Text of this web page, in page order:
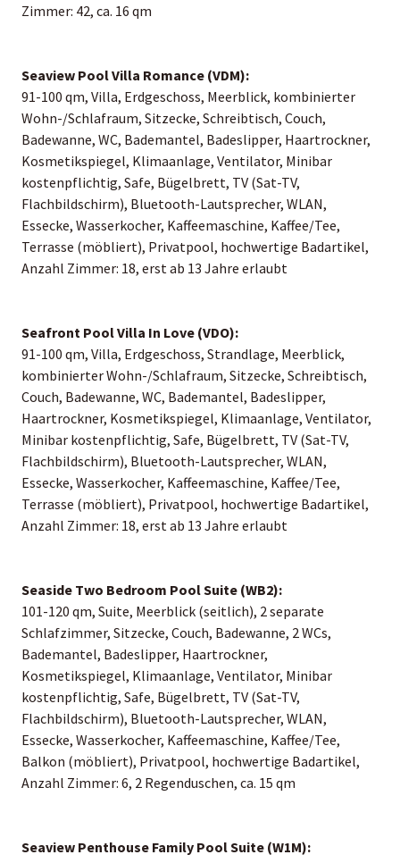
Zimmer: 42, ca. 16 qm
Seaview Pool Villa Romance (VDM):
91-100 qm, Villa, Erdgeschoss, Meerblick, kombinierter
Wohn-/Schlafraum, Sitzecke, Schreibtisch, Couch,
Badewanne, WC, Bademantel, Badeslipper, Haartrockner,
Kosmetikspiegel, Klimaanlage, Ventilator, Minibar
kostenpflichtig, Safe, Bügelbrett, TV (Sat-TV,
Flachbildschirm), Bluetooth-Lautsprecher, WLAN,
Essecke, Wasserkocher, Kaffeemaschine, Kaffee/Tee,
Terrasse (möbliert), Privatpool, hochwertige Badartikel,
Anzahl Zimmer: 18, erst ab 13 Jahre erlaubt
Seafront Pool Villa In Love (VDO):
91-100 qm, Villa, Erdgeschoss, Strandlage, Meerblick,
kombinierter Wohn-/Schlafraum, Sitzecke, Schreibtisch,
Couch, Badewanne, WC, Bademantel, Badeslipper,
Haartrockner, Kosmetikspiegel, Klimaanlage, Ventilator,
Minibar kostenpflichtig, Safe, Bügelbrett, TV (Sat-TV,
Flachbildschirm), Bluetooth-Lautsprecher, WLAN,
Essecke, Wasserkocher, Kaffeemaschine, Kaffee/Tee,
Terrasse (möbliert), Privatpool, hochwertige Badartikel,
Anzahl Zimmer: 18, erst ab 13 Jahre erlaubt
Seaside Two Bedroom Pool Suite (WB2):
101-120 qm, Suite, Meerblick (seitlich), 2 separate
Schlafzimmer, Sitzecke, Couch, Badewanne, 2 WCs,
Bademantel, Badeslipper, Haartrockner,
Kosmetikspiegel, Klimaanlage, Ventilator, Minibar
kostenpflichtig, Safe, Bügelbrett, TV (Sat-TV,
Flachbildschirm), Bluetooth-Lautsprecher, WLAN,
Essecke, Wasserkocher, Kaffeemaschine, Kaffee/Tee,
Balkon (möbliert), Privatpool, hochwertige Badartikel,
Anzahl Zimmer: 6, 2 Regenduschen, ca. 15 qm
Seaview Penthouse Family Pool Suite (W1M):